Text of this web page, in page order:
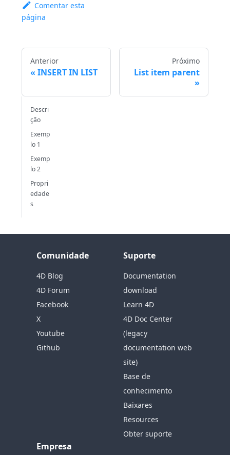
Comentar esta
página
Anterior
INSERT IN LIST
Próximo
List item parent
Descri
ção
Exemp
lo 1
Exemp
lo 2
Propri
edade
s
Comunidade
4D Blog
4D Forum
Facebook
X
Youtube
Github
Suporte
Documentation
download
Learn 4D
4D Doc Center
(legacy
documentation web
site)
Base de
conhecimento
Baixares
Resources
Obter suporte
Empresa